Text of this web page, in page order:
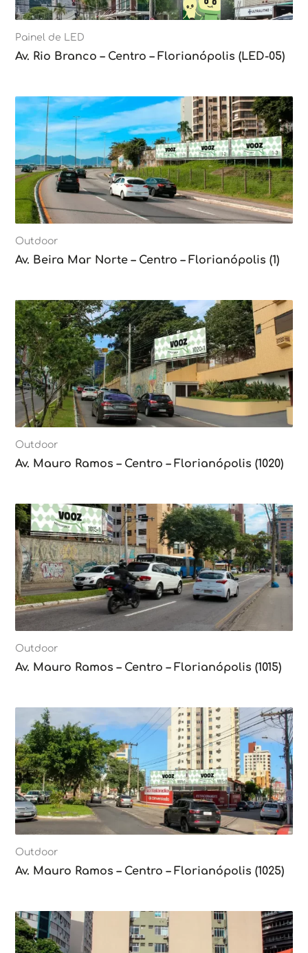
Painel de LED
Av. Rio Branco – Centro – Florianópolis (LED-05)
Outdoor
Av. Beira Mar Norte – Centro – Florianópolis (1)
Outdoor
Av. Mauro Ramos – Centro – Florianópolis (1020)
Outdoor
Av. Mauro Ramos – Centro – Florianópolis (1015)
Outdoor
Av. Mauro Ramos – Centro – Florianópolis (1025)